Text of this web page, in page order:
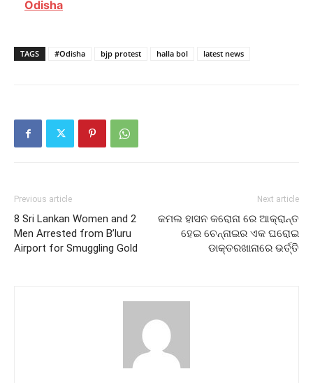
Odisha
TAGS #Odisha bjp protest halla bol latest news
Previous article
8 Sri Lankan Women and 2
Men Arrested from B’luru
Airport for Smuggling Gold
Next article
କମଲ ହାସନ କରୋନା ରେ ଆକ୍ରାନ୍ତ
ହେଇ ଚେନ୍ନାଇର ଏକ ଘରୋଇ
ଡାକ୍ତରଖାନାରେ ଭର୍ତ୍ତି